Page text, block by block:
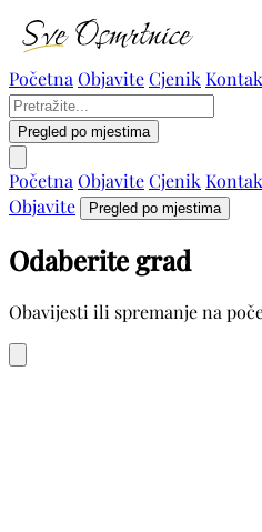
Početna ObjaviteCjenik
Pregled po mjestima
Početna ObjaviteCjenik
Objavite
Pregled po mjestima
Odaberite grad
Obavijesti ili spremanje na